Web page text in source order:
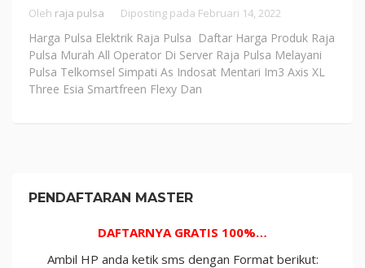
Oleh raja pulsa Diposting pada Februari 14, 2022
Harga Pulsa Elektrik Raja Pulsa Daftar Harga Produk Raja
Pulsa Murah All Operator Di Server Raja Pulsa Melayani
Pulsa Telkomsel Simpati As Indosat Mentari Im3 Axis XL
Three Esia Smartfreen Flexy Dan
PENDAFTARAN MASTER
DAFTARNYA GRATIS 100%…
Ambil HP anda ketik sms dengan Format berikut: